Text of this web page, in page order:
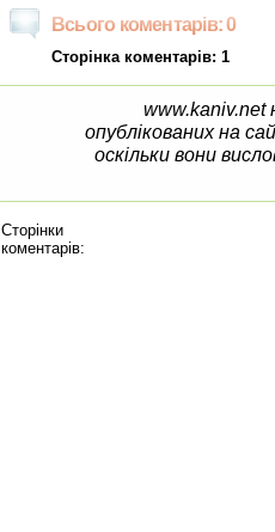
Всього коментарів: 0
Сторінка коментарів: 1
www.kaniv.net
опублікованих на
оскільки вони
Сторінки
коментарів: